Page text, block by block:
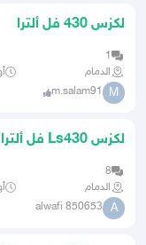
لكزس 430 فل ألترا
1
الدمام
M
m.salam91
لكزس Ls430 فل ألترا سعودي
8
الدمام
A
alwafi 850653